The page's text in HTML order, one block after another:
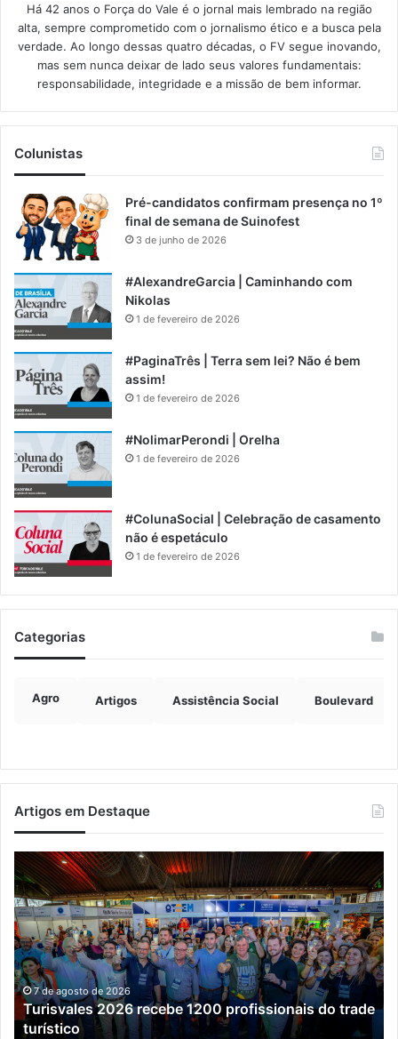
Há 42 anos o Força do Vale é o jornal mais lembrado na região
alta, sempre comprometido com o jornalismo ético e a busca pela
verdade. Ao longo dessas quatro décadas, o FV segue inovando,
mas sem nunca deixar de lado seus valores fundamentais:
responsabilidade, integridade e a missão de bem informar.​
Colunistas
Pré-candidatos confirmam presença no 1º
final de semana de Suinofest
3 de junho de 2026
#AlexandreGarcia | Caminhando com
Nikolas
1 de fevereiro de 2026
#PaginaTrês | Terra sem lei? Não é bem
assim!
1 de fevereiro de 2026
#NolimarPerondi | Orelha
1 de fevereiro de 2026
#ColunaSocial | Celebração de casamento
não é espetáculo
1 de fevereiro de 2026
Categorias
Agro Artigos Assistência Social Boulevard
Artigos em Destaque
Turisvales
2026
recebe
1200
profissionais
do
trade
turístico
7 de agosto de 2026
Turisvales 2026 recebe 1200 profissionais do trade
turístico
de
e
já